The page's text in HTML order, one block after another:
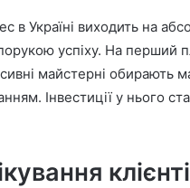
в Україні виходить на
успіху. На перший
майстерні обирають
Інвестиції у нього